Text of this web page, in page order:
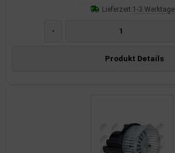
Lieferzeit:1-3 Werktage
-
Produkt Details